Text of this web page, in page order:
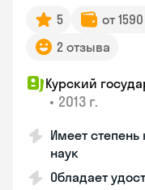
5 от
2 отзыва
Курский
• 2013 г.
Имеет
наук
Обладает